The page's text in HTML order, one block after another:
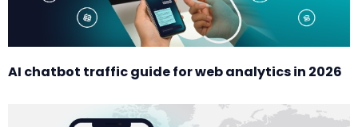
AI chatbot traffic guide for web analytics in 2026